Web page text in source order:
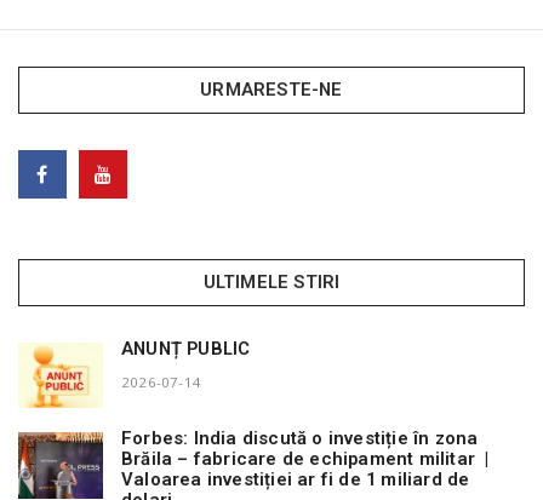
URMARESTE-NE
ULTIMELE STIRI
ANUNȚ PUBLIC
2026-07-14
Forbes: India discută o investiție în zona
Brăila – fabricare de echipament militar |
Valoarea investiției ar fi de 1 miliard de